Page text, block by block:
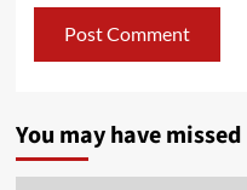
You may have missed